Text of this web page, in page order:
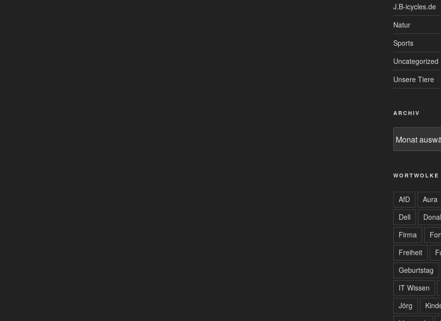
J.B-icycles.de
Natur
Sports
Uncategorized
Unsere Tiere
ARCHIV
WORTWOLKE
AfD Aura
Dell
Firma
Freiheit
Geburtstag
IT Wissen
Jörg